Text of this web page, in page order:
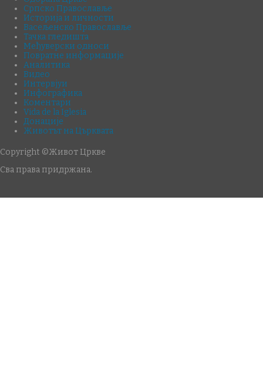
Српско Православље
Историја и личности
Васељенско Православље
Тачка гледишта
Међуверски односи
Повратне информације
Аналитика
Видео
Интервјуи
Инфографика
Коментари
Vida de la Iglesia
Донације
Животът на Църквата
Copyright ©Живот Цркве
Сва права придржана.